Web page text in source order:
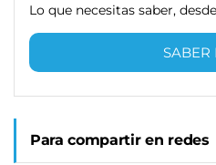
Lo que necesitas saber,
SABER
Para compartir en redes